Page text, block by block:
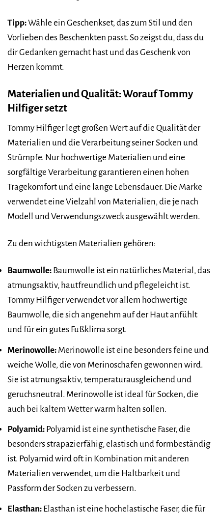
Tipp:Wähle ein Geschenkset, das zum Stil und den
Vorlieben des Beschenkten passt. So zeigst du, dass du
dir Gedanken gemacht hast und das Geschenk von
Herzen kommt.
Materialien und Qualität: Worauf Tommy
Hilfiger setzt
Tommy Hilfiger legt großen Wert auf die Qualität der
Materialien und die Verarbeitung seiner Socken und
Strümpfe. Nur hochwertige Materialien und eine
sorgfältige Verarbeitung garantieren einen hohen
Tragekomfort und eine lange Lebensdauer. Die Marke
verwendet eine Vielzahl von Materialien, die je nach
Modell und Verwendungszweck ausgewählt werden.
Zu den wichtigsten Materialien gehören:
Baumwolle: Baumwolle ist ein natürliches Material, das
atmungsaktiv, hautfreundlich und pflegeleicht ist.
Tommy Hilfiger verwendet vor allem hochwertige
Baumwolle, die sich angenehm auf der Haut anfühlt
und für ein gutes Fußklima sorgt.
Merinowolle: Merinowolle ist eine besonders feine und
weiche Wolle, die von Merinoschafen gewonnen wird.
Sie ist atmungsaktiv, temperaturausgleichend und
geruchsneutral. Merinowolle ist ideal für Socken, die
auch bei kaltem Wetter warm halten sollen.
Polyamid: Polyamid ist eine synthetische Faser, die
besonders strapazierfähig, elastisch und formbeständig
ist. Polyamid wird oft in Kombination mit anderen
Materialien verwendet, um die Haltbarkeit und
Passform der Socken zu verbessern.
Elasthan: Elasthan ist eine hochelastische Faser, die für